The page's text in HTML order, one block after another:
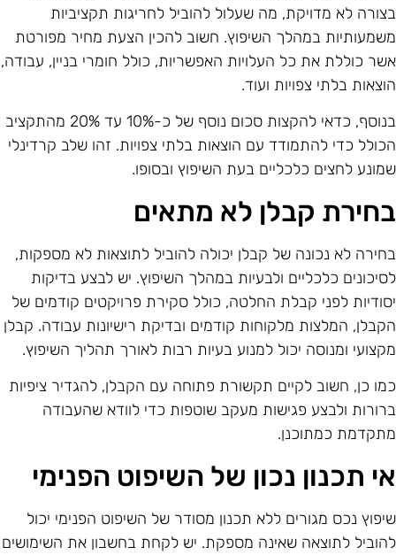
לא מדויקת, מה שעלול להוביל לחריגות תקציביות
במהלך השיפוץ. חשוב להכין הצעת מחיר מפורטת
כוללת את כל העלויות האפשריות, כולל חומרי בניין, עבודה,
בלתי צפויות ועוד.
בנוסף, כדאי להקצות סכום נוסף של כ-10% עד 20% מהתקציב
כדי להתמודד עם הוצאות בלתי צפויות. זהו שלב קרדינלי
לחצים כלכליים בעת השיפוץ ובסופו.
קבלן לא מתאים
לא נכונה של קבלן יכולה להוביל לתוצאות לא מספקות,
כלכליים ולבעיות במהלך השיפוץ. יש לבצע בדיקות
לפני קבלת החלטה, כולל סקירת פרויקטים קודמים של
המלצות מלקוחות קודמים ובדיקת רישיונות עבודה. קבלן
ומנוסה יכול למנוע בעיות רבות לאורך תהליך השיפוץ.
כן, חשוב לקיים תקשורת פתוחה עם הקבלן, להגדיר ציפיות
ולבצע פגישות מעקב שוטפות כדי לוודא שהעבודה
כמתוכנן.
תכנון נכון של השיפוט הפנימי
נכס מגורים ללא תכנון מסודר של השיפוט הפנימי יכול
לתוצאה שאינה מספקת. יש לקחת בחשבון את השימושים